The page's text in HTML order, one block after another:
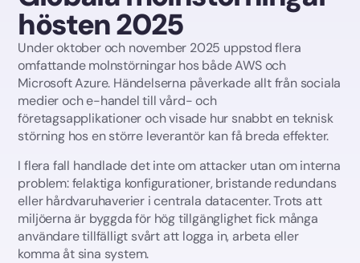
hösten 2025
Under oktober och november 2025 uppstod flera
omfattande molnstörningar hos både AWS och
Microsoft Azure. Händelserna påverkade allt från sociala
medier och e-handel till vård- och
företagsapplikationer och visade hur snabbt en teknisk
störning hos en större leverantör kan få breda effekter.
I flera fall handlade det inte om attacker utan om interna
problem: felaktiga konfigurationer, bristande redundans
eller hårdvaruhaverier i centrala datacenter. Trots att
miljöerna är byggda för hög tillgänglighet fick många
användare tillfälligt svårt att logga in, arbeta eller
komma åt sina system.